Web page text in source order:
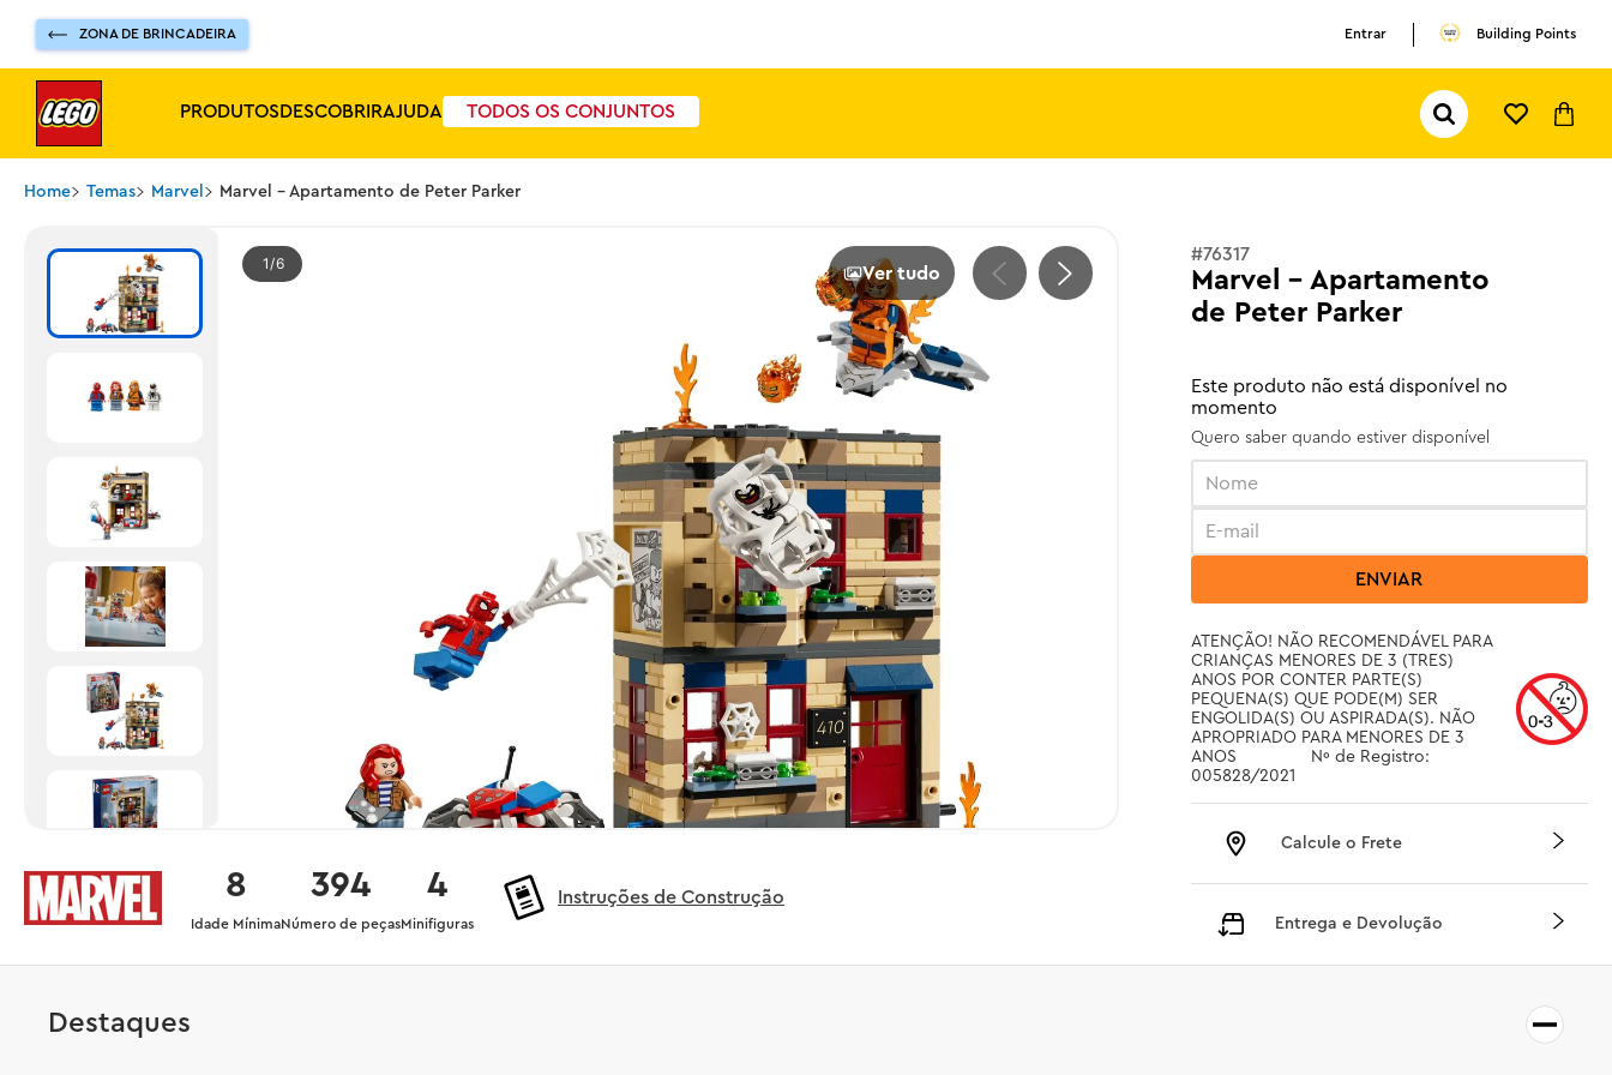
ZONA DE BRINCADEIRA Entrar Building Points
PRODUTOSDESCOBRIRAJUDA TODOS OS CONJUNTOS
Pesquisar...
Home Temas Marvel Marvel - Apartamento de Peter Parker
1 6 Ver tudo
394
Número de peças
8
Idade Mínima
4
Minifiguras
Instruções de Construção
#76317
Marvel - Apartamento
de Peter Parker
Este produto não está disponível no
momento
Quero saber quando estiver disponível
ENVIAR
ATENÇÃO! NÃO RECOMENDÁVEL PARA
CRIANÇAS MENORES DE 3 (TRES)
ANOS POR CONTER PARTE(S)
PEQUENA(S) QUE PODE(M) SER
ENGOLIDA(S) OU ASPIRADA(S). NÃO
APROPRIADO PARA MENORES DE 3
ANOS		 Nº de Registro:
005828/2021
Calcule o Frete
Entrega e Devolução
Destaques
pokemon
ferrari